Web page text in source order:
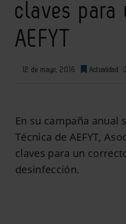
claves para
AEFYT
12 de mayo, 2016 Actualidad 0
En su campaña anual
Técnica de AEFYT,
claves para un
desinfección.